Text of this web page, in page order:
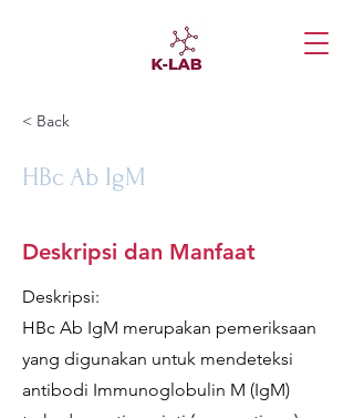
< Back
HBc Ab IgM
Deskripsi dan Manfaat
Deskripsi:
HBc Ab IgM merupakan pemeriksaan
yang digunakan untuk mendeteksi
antibodi Immunoglobulin M (IgM)